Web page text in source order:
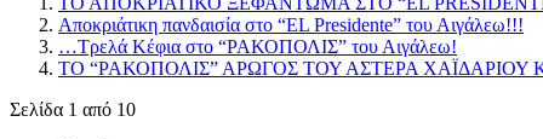
Αποκριάτικη πανδαισία στο “EL Presidente” του Αιγάλεω!!!
…Τρελά Κέφια στο “ΡΑΚΟΠΟΛΙΣ” του Αιγάλεω!
ΤΟ “ΡΑΚΟΠΟΛΙΣ” ΑΡΩΓΟΣ ΤΟΥ ΑΣΤΕΡΑ
Σελίδα 1 από 10